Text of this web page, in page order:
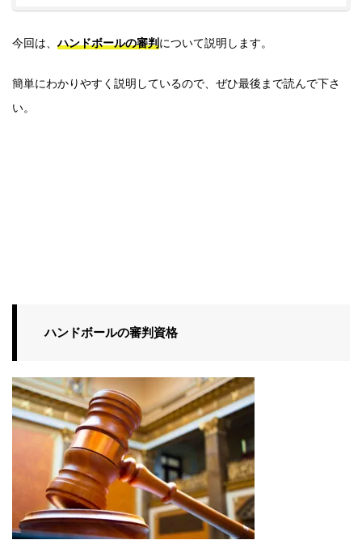
今回は、ハンドボールの審判について説明します。
簡単にわかりやすく説明しているので、ぜひ最後まで読んで下さ
い。
ハンドボールの審判資格